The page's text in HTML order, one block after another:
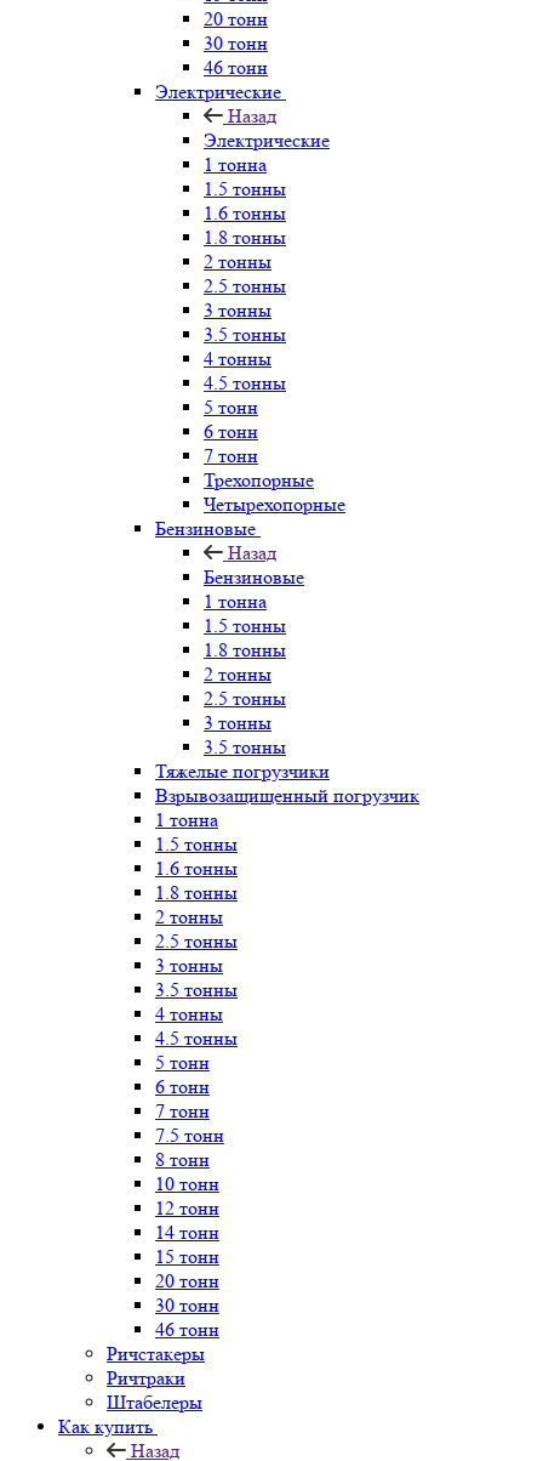
20 тонн
30 тонн
46 тонн
Электрические
Назад
Электрические
1 тонна
1.5 тонны
1.6 тонны
1.8 тонны
2 тонны
2.5 тонны
3 тонны
3.5 тонны
4 тонны
4.5 тонны
5 тонн
6 тонн
7 тонн
Трехопорные
Четырехопорные
Бензиновые
Назад
Бензиновые
1 тонна
1.5 тонны
1.8 тонны
2 тонны
2.5 тонны
3 тонны
3.5 тонны
Тяжелые погрузчики
Взрывозащищенный погрузчик
1 тонна
1.5 тонны
1.6 тонны
1.8 тонны
2 тонны
2.5 тонны
3 тонны
3.5 тонны
4 тонны
4.5 тонны
5 тонн
6 тонн
7 тонн
7.5 тонн
8 тонн
10 тонн
12 тонн
14 тонн
15 тонн
20 тонн
30 тонн
46 тонн
Ричстакеры
Ричтраки
Штабелеры
Как купить
Назад